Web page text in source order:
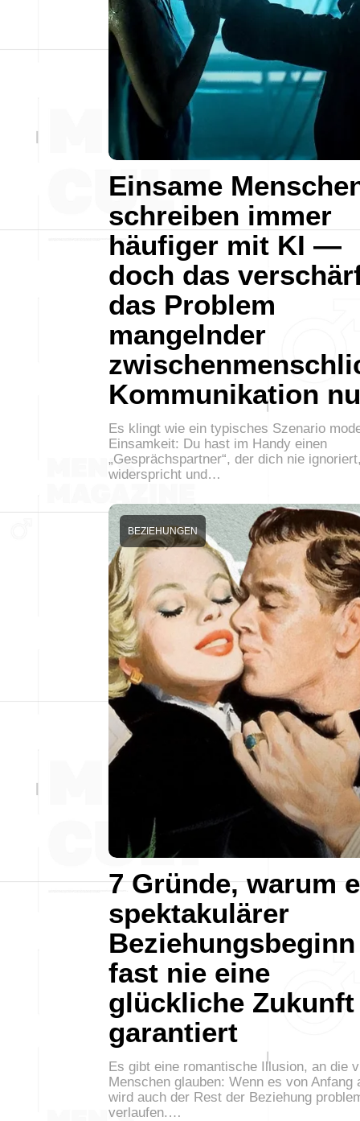
Einsame
schreiben immer
häufiger mit KI —
doch das
das Problem
mangelnder
Kommunikation
Es klingt wie ein typisches Szenario
Einsamkeit: Du hast im Handy einen
„Gesprächspartner“, der dich nie
widerspricht und…
7 Gründe, warum
spektakulärer
Beziehungsbeginn
fast nie eine
glückliche Zukunft
garantiert
BEZIEHUNGEN
Es gibt eine romantische Illusion, an die
Menschen glauben: Wenn es von Anfang
wird auch der Rest der Beziehung
verlaufen.…